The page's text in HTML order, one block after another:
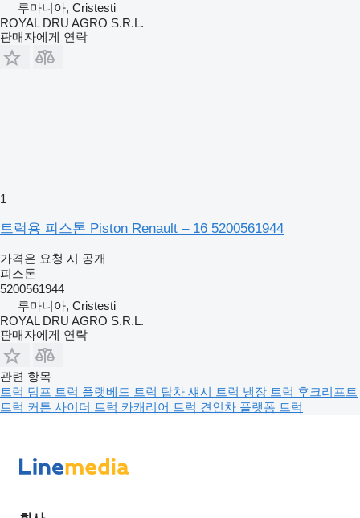
루마니아, Cristesti
ROYAL DRU AGRO S.R.L.
판매자에게 연락
1
트럭용 피스톤 Piston Renault – 16 5200561944
가격은 요청 시 공개
피스톤
5200561944
루마니아, Cristesti
ROYAL DRU AGRO S.R.L.
판매자에게 연락
관련 항목
트럭 덤프 트럭 플랫베드 트럭 탑차 섀시 트럭 냉장 트럭 후크리프트
트럭 커튼 사이더 트럭 카캐리어 트럭 견인차 플랫폼 트럭